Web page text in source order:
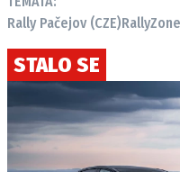
Rally Pačejov (CZE)
STALO SE